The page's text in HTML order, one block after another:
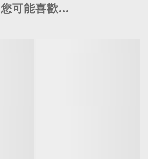
您可能喜歡...